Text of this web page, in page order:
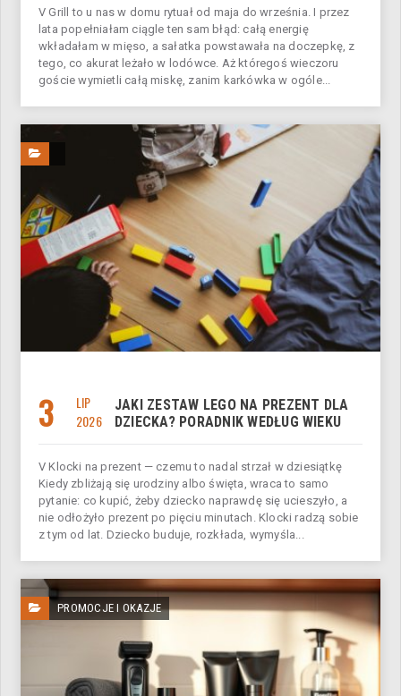
V Grill to u nas w domu rytuał od maja do września. I przez
lata popełniałam ciągle ten sam błąd: całą energię
wkładałam w mięso, a sałatka powstawała na doczepkę, z
tego, co akurat leżało w lodówce. Aż któregoś wieczoru
goście wymietli całą miskę, zanim karkówka w ogóle...
3
LIP
2026
JAKI ZESTAW LEGO NA PREZENT DLA
DZIECKA? PORADNIK WEDŁUG WIEKU
V Klocki na prezent — czemu to nadal strzał w dziesiątkę
Kiedy zbliżają się urodziny albo święta, wraca to samo
pytanie: co kupić, żeby dziecko naprawdę się ucieszyło, a
nie odłożyło prezent po pięciu minutach. Klocki radzą sobie
z tym od lat. Dziecko buduje, rozkłada, wymyśla...
PROMOCJE I OKAZJE